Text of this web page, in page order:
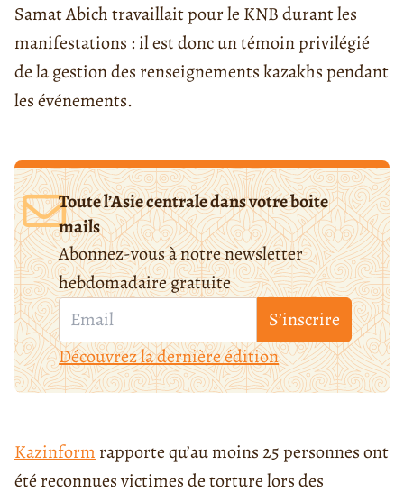
Samat Abich travaillait pour le KNB durant les
manifestations : il est donc un témoin privilégié
de la gestion des renseignements kazakhs pendant
les événements.
Toute l’Asie centrale dans votre boite
mails
Abonnez-vous à notre newsletter
hebdomadaire gratuite
S’inscrire
Découvrez la dernière édition
Kazinform rapporte qu’au moins 25 personnes ont
été reconnues victimes de torture lors des